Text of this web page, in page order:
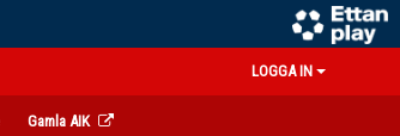
LOGGA IN
Gamla AIK